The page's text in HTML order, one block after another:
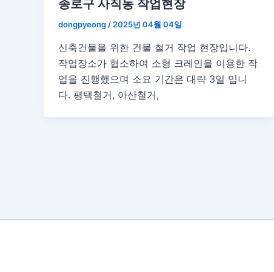
종로구 사직동 작업현장
dongpyeong/2025년 04월 04일
신축건물을 위한 건물 철거 작업 현장입니다.
작업장소가 협소하여 소형 크레인을 이용한 작
업을 진행했으며 소요 기간은 대략 3일 입니
다. 평택철거, 아산철거,